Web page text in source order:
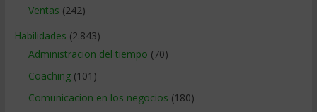
Ventas (242)
Habilidades (2.843)
Administracion del tiempo (70)
Coaching(101)
Comunicacion en los negocios (180)